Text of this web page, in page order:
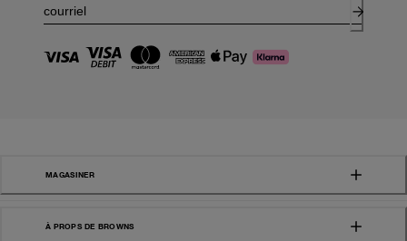
MAGASINER
À PROPS DE BROWNS